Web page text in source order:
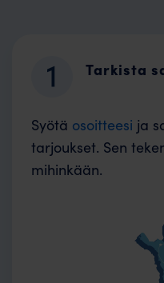
Tarkista
Syötä osoitteesi ja
tarjoukset. Sen
mihinkään.